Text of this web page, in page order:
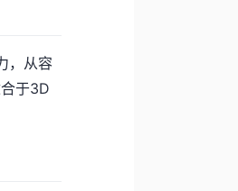
，从容
于3D